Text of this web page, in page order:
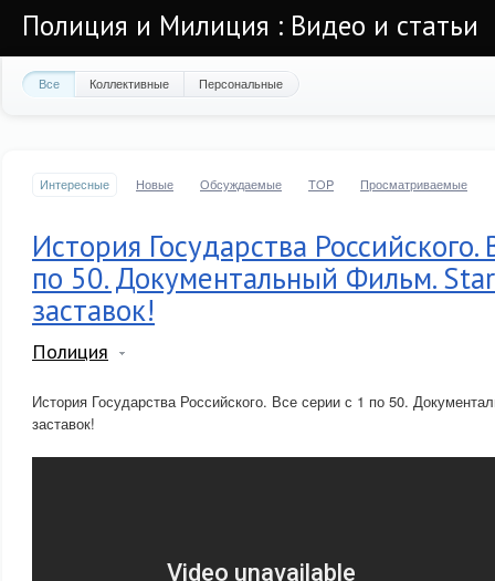
Полиция и Милиция : Видео и статьи
Все Коллективные Персональные
Интересные Новые Обсуждаемые TOP Просматриваемые
История Государства Российского.
по 50. Документальный Фильм.
заставок!
Полиция
История Государства Российского. Все серии с 1 по 50.
заставок!